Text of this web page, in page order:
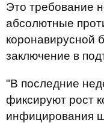
Это требование
абсолютные
коронавирусной
заключение в
"В последние
фиксируют рост
инфицирования